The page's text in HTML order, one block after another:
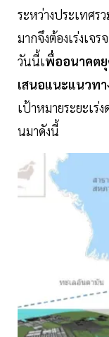
ระหว่างประเทศร
มากจึงต้องเร่งเจ
วันนี้เพื่ออนาคตยุ
เสนอแนะแนวทา
เป้าหมายระยะเร่
นมาดังนี้